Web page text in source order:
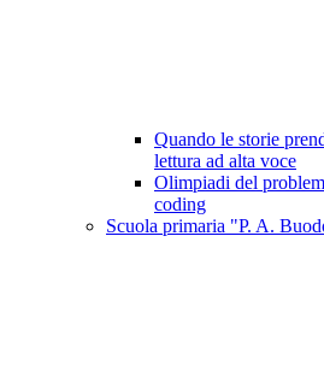
Quando le storie
lettura ad alta voce
Olimpiadi del
coding
Scuola primaria "P. A.